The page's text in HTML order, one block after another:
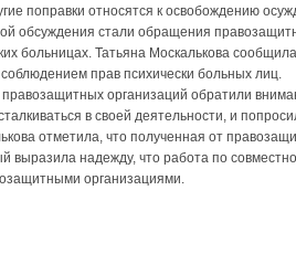
поправки относятся к освобождению
обсуждения стали обращения
больницах. Татьяна Москалькова
прав психически больных лиц.
организаций обратили
в своей деятельности, и
отметила, что полученная от
выразила надежду, что работа по
организациями.